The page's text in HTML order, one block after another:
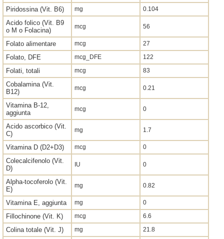
Piridossina (Vit. B6) mg 0.104
Acido folico (Vit. B9
o M o Folacina)
mcg 56
Folato alimentare mcg 27
Folato, DFE mcg_DFE 122
Folati, totali mcg 83
Cobalamina (Vit.
B12)
mcg 0.21
Vitamina B-12,
aggiunta
mcg 0
Acido ascorbico (Vit.
C)
mg 1.7
Vitamina D (D2+D3) mcg 0
Colecalcifenolo (Vit.
D)
IU 0
Alpha-tocoferolo (Vit.
E)
mg 0.82
Vitamina E, aggiunta mg 0
Fillochinone (Vit. K) mcg 6.6
Colina totale (Vit. J) mg 21.8